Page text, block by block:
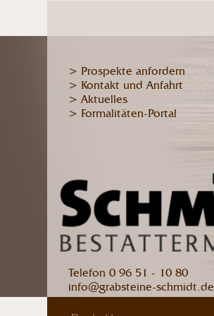
> Prospekte anfordern
> Kontakt und Anfahrt
> Aktuelles
> Formalitäten-Portal
Telefon 0 96 51 - 10 80
info@grabsteine-schmidt.de